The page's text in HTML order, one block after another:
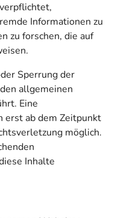
Informationen zu
zu forschen, die auf
Sperrung der
allgemeinen
Eine
erst ab dem Zeitpunkt
möglich.
Inhalte